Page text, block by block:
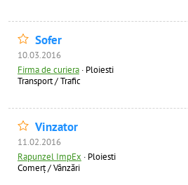
Sofer
10.03.2016
Firma de curiera · Ploiesti
Transport / Trafic
Vinzator
11.02.2016
Rapunzel ImpEx · Ploiesti
Comerț / Vânzări